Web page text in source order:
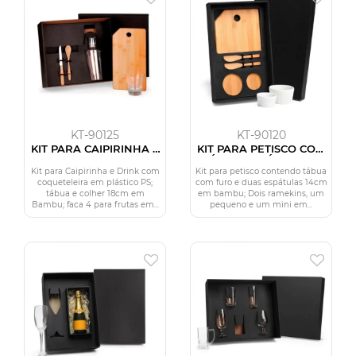
KT-90125
KIT PARA CAIPIRINHA E
Kit para Caipirinha e Drink com
coqueteleira em plástico PS;
tábua e colher 18cm em
Bambu; faca 4 para frutas em...
KT-90120
KIT PARA PETISCO COM
TÁBUA, ESPÁTULAS E
RAMEKINS - 5 PÇS
Kit para petisco contendo tábua
com furo e duas espátulas 14cm
em bambu; Dois ramekins, um
pequeno e um mini em...